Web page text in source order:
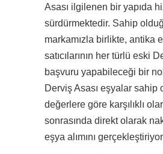
Asası ilgilenen bir yapıda
sürdürmektedir. Sahip
markamızla birlikte, antika
satıcılarının her türlü eski
başvuru yapabileceği bir
Derviş Asası eşyalar sahip
değerlere göre karşılıklı
sonrasında direkt olarak
eşya alımını